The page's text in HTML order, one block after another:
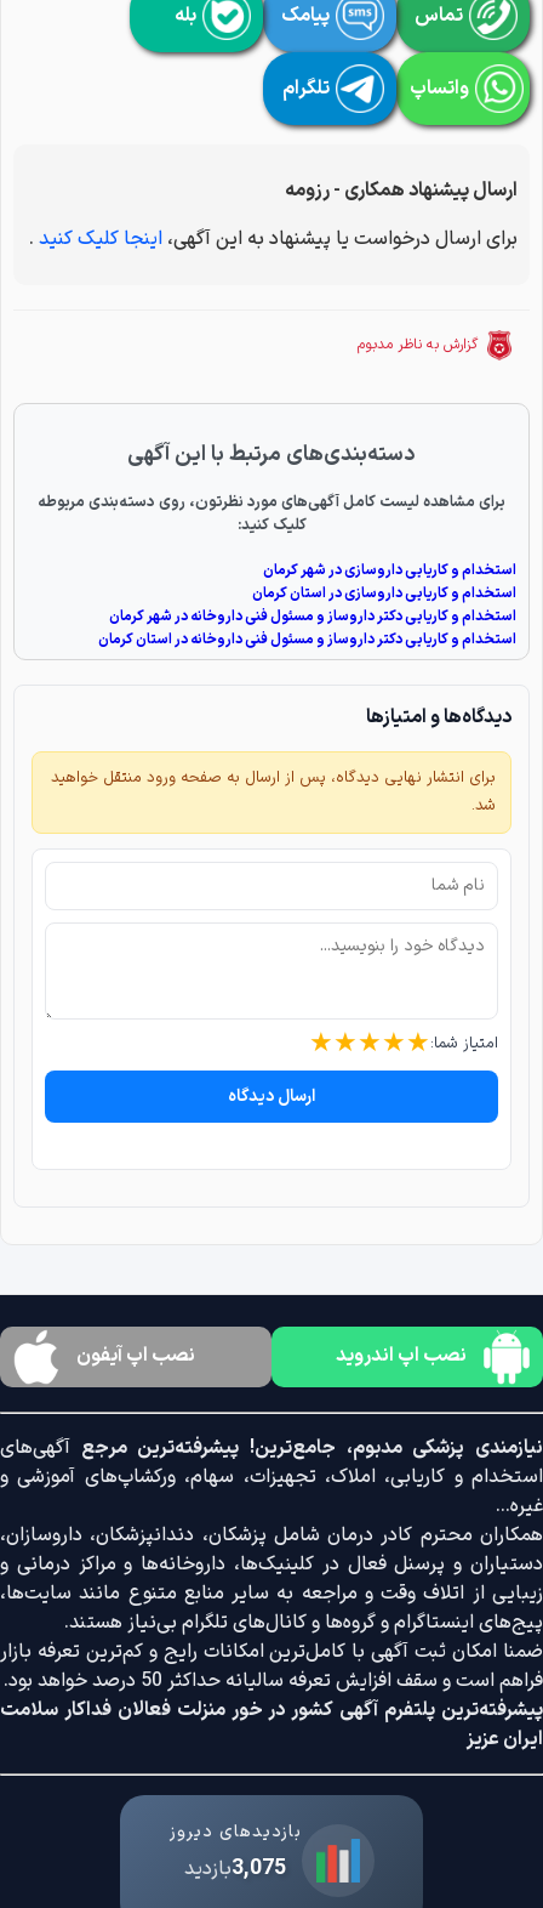
تماس پیامک بله
واتساپ تلگرام
ارسال پیشنهاد همکاری - رزومه
برای ارسال درخواست یا پیشنهاد به این آگهی، اینجا کلیک کنید .
گزارش به ناظر مدبوم
دسته‌بندی‌های مرتبط با این آگهی
برای مشاهده لیست کامل آگهی‌های مورد نظرتون، روی دسته‌بندی مربوطه
کلیک کنید:
استخدام و کاریابی داروسازی در شهر کرمان
استخدام و کاریابی داروسازی در استان کرمان
استخدام و کاریابی دکتر داروساز و مسئول فنی داروخانه در شهر کرمان
استخدام و کاریابی دکتر داروساز و مسئول فنی داروخانه در استان کرمان
دیدگاه‌ها و امتیازها
برای انتشار نهایی دیدگاه، پس از ارسال به صفحه ورود منتقل خواهید
شد.
امتیاز شما: ★★★★★
ارسال دیدگاه
نصب اپ اندروید نصب اپ آیفون
نیازمندی پزشکی مدبوم، جامع‌ترین! پیشرفته‌ترین مرجع آگهی‌های
استخدام و کاریابی، املاک، تجهیزات، سهام، ورکشاپ‌های آموزشی و
غیره...
همکاران محترم کادر درمان شامل پزشکان، دندانپزشکان، داروسازان،
دستیاران و پرسنل فعال در کلینیک‌ها، داروخانه‌ها و مراکز درمانی و
زیبایی از اتلاف وقت و مراجعه به سایر منابع متنوع مانند سایت‌ها،
پیج‌های اینستاگرام و گروه‌ها و کانال‌های تلگرام بی‌نیاز هستند.
ضمنا امکان ثبت آگهی با کامل‌ترین امکانات رایج و کم‌ترین تعرفه بازار
فراهم است و سقف افزایش تعرفه سالیانه حداکثر 50 درصد خواهد بود.
پیشرفته‌ترین پلتفرم آگهی کشور در خور منزلت فعالان فداکار سلامت
ایران عزیز
بازدیدهای دیروز
3,075بازدید